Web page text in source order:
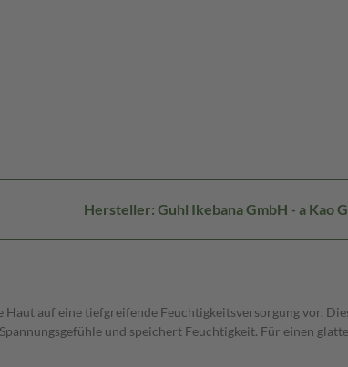
Hersteller: Guhl Ikebana GmbH - a Kao
auf eine tiefgreifende Feuchtigkeitsversorgung vor.
und speichert Feuchtigkeit. Für einen